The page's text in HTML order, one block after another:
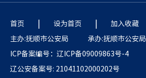
首页 | 设为首页 |
加入收藏
主办:抚顺市公安局
承办:抚顺市公安局
ICP备案编号：辽ICP备09009863号-4
辽公安备案号: 21041102000202号